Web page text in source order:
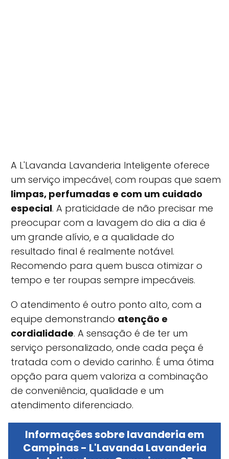
A L'Lavanda Lavanderia Inteligente oferece
um serviço impecável, com roupas que saem
limpas, perfumadas e com um cuidado
especial. A praticidade de não precisar me
preocupar com a lavagem do dia a dia é
um grande alívio, e a qualidade do
resultado final é realmente notável.
Recomendo para quem busca otimizar o
tempo e ter roupas sempre impecáveis.
O atendimento é outro ponto alto, com a
equipe demonstrando atenção e
cordialidade. A sensação é de ter um
serviço personalizado, onde cada peça é
tratada com o devido carinho. É uma ótima
opção para quem valoriza a combinação
de conveniência, qualidade e um
atendimento diferenciado.
Informações sobre lavanderia em
Campinas - L'Lavanda Lavanderia